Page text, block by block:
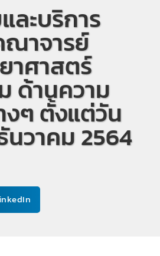
ละบริการ
ณาจารย์
าศาสตร์
ด้านความ
ๆ ตั้งแต่วัน
นวาคม 2564